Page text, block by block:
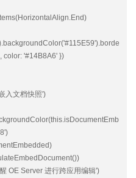
color: '#14B8A6' })
文档快照')
Server 进行跨应用编辑')